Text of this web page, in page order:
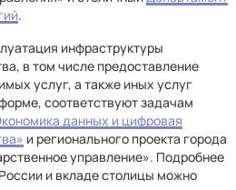
.
инфраструктуры
в том числе предоставление
услуг, а также иных услуг
соответствуют задачам
данных и цифровая
и регионального проекта города
управление». Подробнее
и вкладе столицы можно